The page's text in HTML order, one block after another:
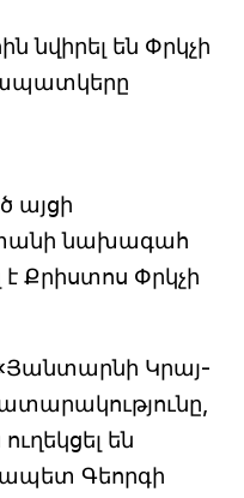
են Փրկչի
այցի
նախագահ
է Քրիստոս Փրկչի
Կրայ-
են
Գեորգի